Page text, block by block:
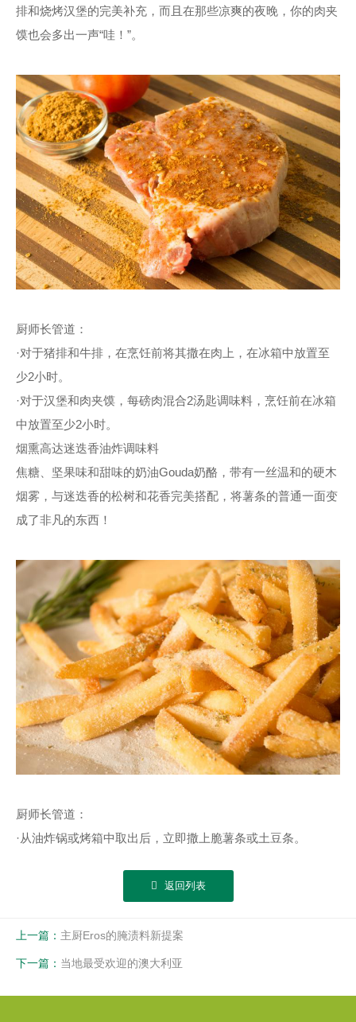
排和烧烤汉堡的完美补充，而且在那些凉爽的夜晚，你的肉夹
馍也会多出一声“哇！”。
厨师长管道：
·对于猪排和牛排，在烹饪前将其撒在肉上，在冰箱中放置至
少2小时。
·对于汉堡和肉夹馍，每磅肉混合2汤匙调味料，烹饪前在冰箱
中放置至少2小时。
烟熏高达迷迭香油炸调味料
焦糖、坚果味和甜味的奶油Gouda奶酪，带有一丝温和的硬木
烟雾，与迷迭香的松树和花香完美搭配，将薯条的普通一面变
成了非凡的东西！
厨师长管道：
·从油炸锅或烤箱中取出后，立即撒上脆薯条或土豆条。
返回列表
上一篇： 主厨Eros的腌渍料新提案
下一篇： 当地最受欢迎的澳大利亚